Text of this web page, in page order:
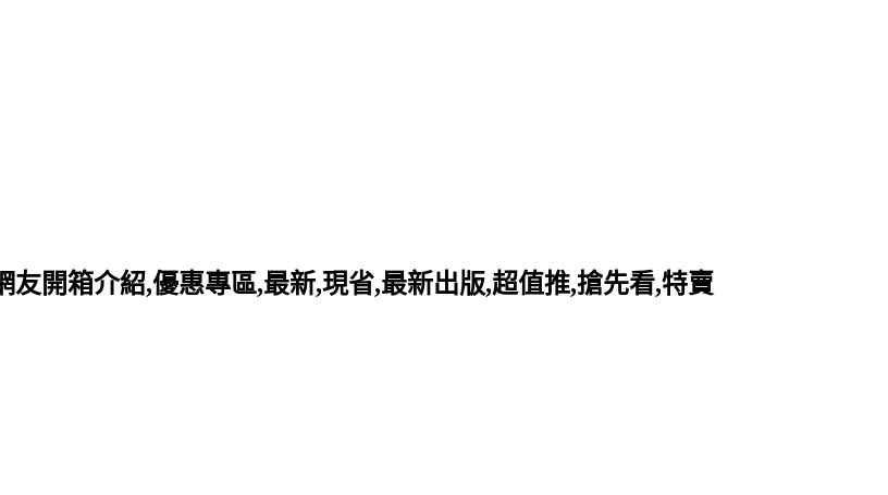
開箱介紹,優惠專區,最新,現省,最新出版,超值推,搶先看,特賣